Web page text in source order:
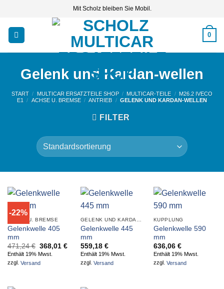
springen
Mit Scholz bleiben Sie Mobil.
0
Gelenk und Kardan-wellen
START / MULTICAR ERSATZTEILE SHOP / MULTICAR-TEILE /
M26.2 IVECO
E1
/ ACHSE U. BREMSE / ANTRIEB / GELENK UND KARDAN-WELLEN
FILTER
-22%
ACHSE U. BREMSE
Gelenkwelle 405
mm
471,24€ Ursprünglicher
Preis
471,24 €
368,01 €Aktueller
Preis
368,01 €.
Enthält 19% Mwst.
zzgl. Versand
Gelenkwelle 445
mm
559,18 €
Enthält 19% Mwst.
zzgl. Versand
KUPPLUNG
Gelenkwelle 590
mm
636,06 €
Enthält 19% Mwst.
zzgl. Versand